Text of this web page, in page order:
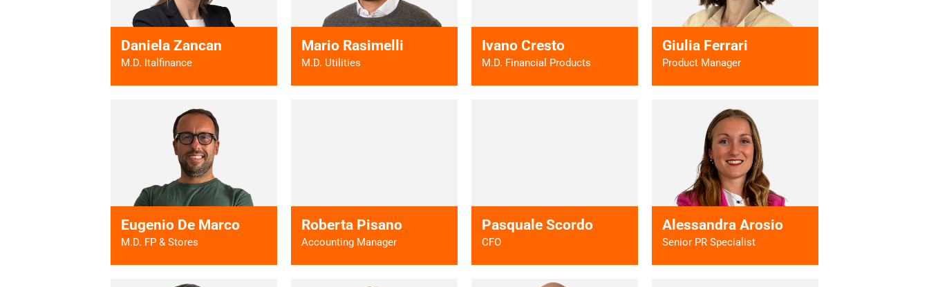
Daniela Zancan
M.D. Italfinance
Vai al profilo >
Mario Rasimelli
M.D. Utilities
Ivano Cresto
M.D. Financial Products
Giulia Ferrari
Product Manager
Vai al profilo >
Eugenio De Marco
M.D. FP & Stores
Roberta Pisano
Accounting Manager
Pasquale Scordo
CFO
Alessandra Arosio
Senior PR Specialist